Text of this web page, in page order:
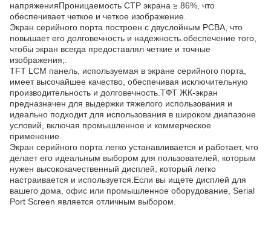
напряженияПроницаемость CTP экрана ≥ 86%, что
обеспечивает четкое и четкое изображение.
Экран серийного порта построен с двуслойным PCBA, что
повышает его долговечность и надежность.обеспечение того,
чтобы экран всегда предоставлял четкие и точные
изображения;.
TFT LCM панель, используемая в экране серийного порта,
имеет высочайшее качество, обеспечивая исключительную
производительность и долговечность.ТФТ ЖК-экран
предназначен для выдержки тяжелого использования и
идеально подходит для использования в широком диапазоне
условий, включая промышленное и коммерческое
применение.
Экран серийного порта легко устанавливается и работает, что
делает его идеальным выбором для пользователей, которым
нужен высококачественный дисплей, который легко
настраивается и используется.Если вы ищете дисплей для
вашего дома, офис или промышленное оборудование, Serial
Port Screen является отличным выбором.